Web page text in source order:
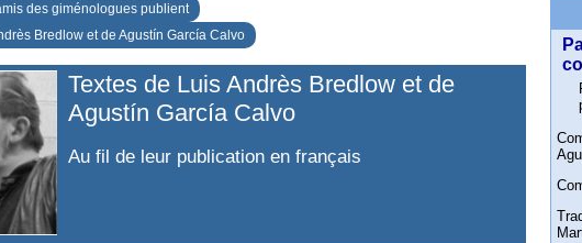
des giménologues publient
Bredlow et de Agustín García Calvo
Textes de Luis Andrès Bredlow et de
Agustín García Calvo
Au fil de leur publication en français